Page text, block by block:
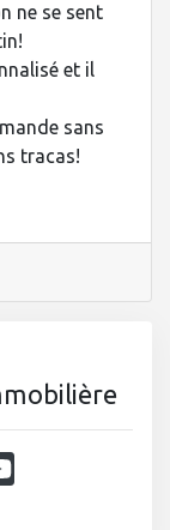
ne se sent
et il
sans
tracas!